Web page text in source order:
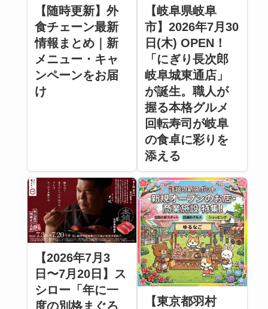
【随時更新】外
食チェーン最新
情報まとめ｜新
メニュー・キャ
ンペーンをお届
け
【岐阜県岐阜
市】2026年7月30
日(木) OPEN！
「にぎり長次郎
岐阜城東通店」
が誕生。職人が
握る本格グルメ
回転寿司が岐阜
の食卓に彩りを
添える
【2026年7月3
日〜7月20日】ス
シロー「年に一
度の別格まぐろ
【東京都羽村